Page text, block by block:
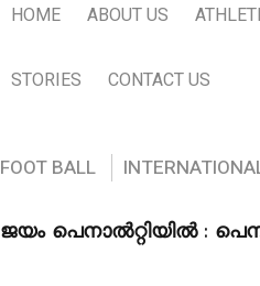
HOME ABOUT US
STORIES CONTACT US
FOOT BALL
ജയം പെനാൽറ്റിയിൽ :